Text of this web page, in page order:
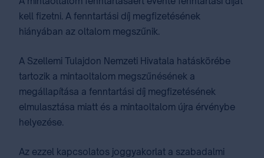
kell fizetni. A fenntartási díj megfizetésének
hiányában az oltalom megszűnik.
A Szellemi Tulajdon Nemzeti Hivatala hatáskörébe
tartozik a mintaoltalom megszűnésének a
megállapítása a fenntartási díj megfizetésének
elmulasztása miatt és a mintaoltalom újra érvénybe
helyezése.
Az ezzel kapcsolatos joggyakorlat a ⁣szabadalmi